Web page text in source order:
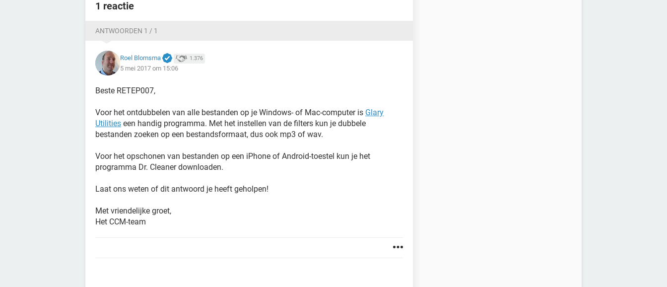
1 reactie
ANTWOORDEN 1 / 1
Roel Blomsma 1.376
5 mei 2017 om 15:06
Beste RETEP007,
Voor het ontdubbelen van alle bestanden op je Windows- of Mac-computer is Glary
Utilities een handig programma. Met het instellen van de filters kun je dubbele
bestanden zoeken op een bestandsformaat, dus ook mp3 of wav.
Voor het opschonen van bestanden op een iPhone of Android-toestel kun je het
programma Dr. Cleaner downloaden.
Laat ons weten of dit antwoord je heeft geholpen!
Met vriendelijke groet,
Het CCM-team